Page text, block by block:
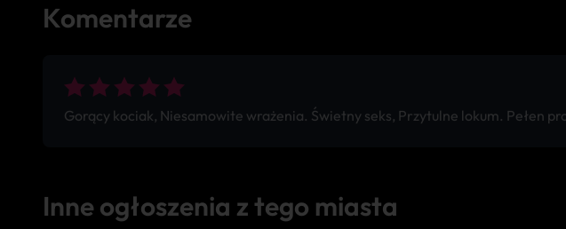
Komentarze
Gorący kociak, Niesamowite wrażenia. Świetny seks, Przytulne lokum. Pełen
Inne ogłoszenia z tego miasta